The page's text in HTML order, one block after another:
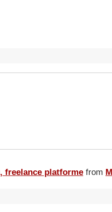
freelance platforme from